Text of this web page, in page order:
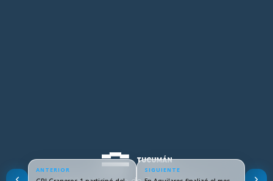
ANTERIOR SIGUIENTE